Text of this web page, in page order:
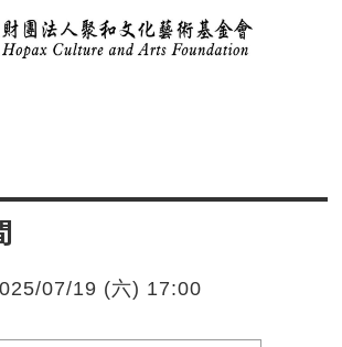
07/19 (六) 17:00